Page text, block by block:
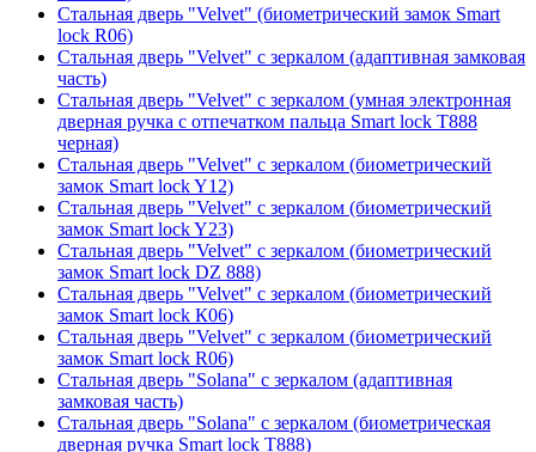
Стальная дверь "Velvet" (биометрический замок Smart
lock R06)
Стальная дверь "Velvet" с зеркалом (адаптивная замковая
часть)
Стальная дверь "Velvet" с зеркалом (умная электронная
дверная ручка с отпечатком пальца Smart lock T888
черная)
Стальная дверь "Velvet" с зеркалом (биометрический
замок Smart lock Y12)
Стальная дверь "Velvet" с зеркалом (биометрический
замок Smart lock Y23)
Стальная дверь "Velvet" с зеркалом (биометрический
замок Smart lock DZ 888)
Стальная дверь "Velvet" с зеркалом (биометрический
замок Smart lock К06)
Стальная дверь "Velvet" с зеркалом (биометрический
замок Smart lock R06)
Стальная дверь "Solana" с зеркалом (адаптивная
замковая часть)
Стальная дверь "Solana" с зеркалом (биометрическая
дверная ручка Smart lock T888)